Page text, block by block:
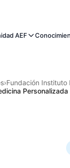
AEF
›Fundación Instituto